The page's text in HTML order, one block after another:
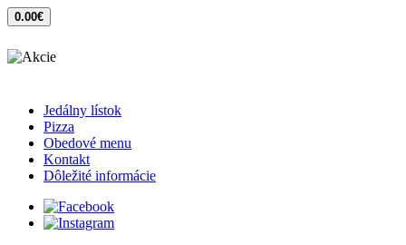
0.00€
Jedálny lístok
Pizza
Obedové menu
Kontakt
Dôležité informácie